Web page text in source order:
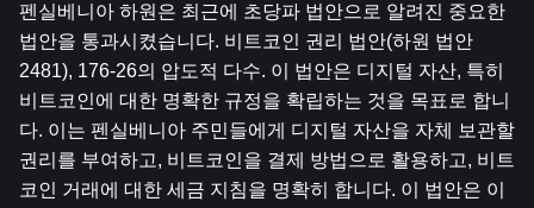
펜실베니아 하원은 최근에 초당파 법안으로 알려진 중요한
법안을 통과시켰습니다. 비트코인 권리 법안(하원 법안
2481), 176-26의 압도적 다수. 이 법안은 디지털 자산, 특히
비트코인에 대한 명확한 규정을 확립하는 것을 목표로 합니
다. 이는 펜실베니아 주민들에게 디지털 자산을 자체 보관할
권리를 부여하고, 비트코인을 결제 방법으로 활용하고, 비트
코인 ​​거래에 대한 세금 지침을 명확히 합니다. 이 법안은 이